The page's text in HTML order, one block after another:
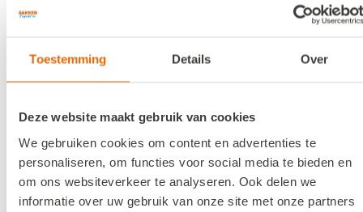
Toestemming Details Over
Deze website maakt gebruik van cookies
We gebruiken cookies om content en advertenties te
personaliseren, om functies voor social media te bieden en
om ons websiteverkeer te analyseren. Ook delen we
informatie over uw gebruik van onze site met onze partners